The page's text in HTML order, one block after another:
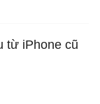
từ iPhone cũ